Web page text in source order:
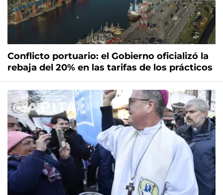
Conflicto portuario: el Gobierno oficializó la
rebaja del 20% en las tarifas de los prácticos